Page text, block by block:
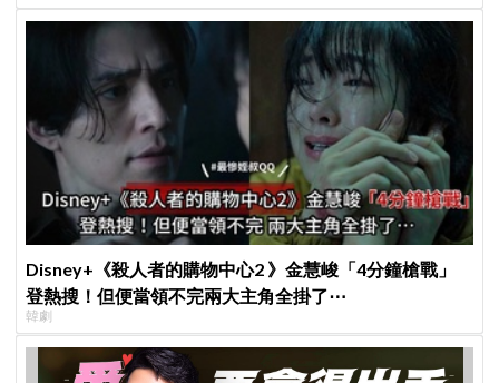
Disney+《殺人者的購物中心2 》金慧峻「4分鐘槍戰」
登熱搜！但便當領不完兩大主角全掛了⋯
韓劇